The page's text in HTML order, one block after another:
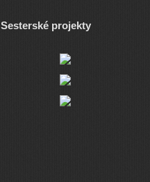
Sesterské projekty